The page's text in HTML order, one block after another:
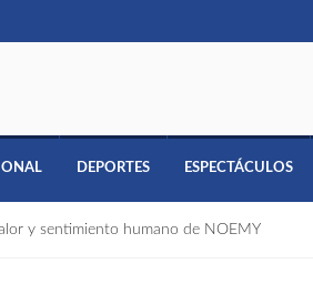
DEPORTES ESPECTÁCULOS
y sentimiento humano de NOEMY